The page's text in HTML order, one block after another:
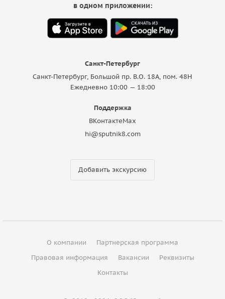
Санкт-Петербург
Санкт-Петербург, Большой пр. В.О. 18A, пом. 48Н
Ежедневно 10:00 — 18:00
Поддержка
ВКонтактеMax
hi@sputnik8.com
Добавить экскурсию
в одном приложении:
О компании
Партнерская программа
Правовая информация
Вакансии
Реквизиты
Контакты